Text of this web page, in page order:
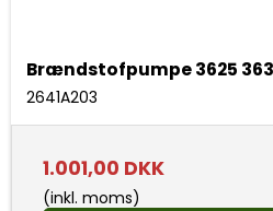
Brændstofpumpe 3625
2641A203
1.001,00 DKK
(inkl. moms)